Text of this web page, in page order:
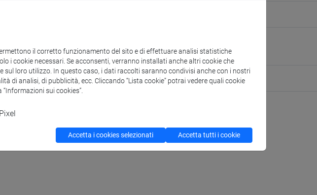
Sede: Ca' Foscari
Addetto/Addetta Squadre di Emergenza
il corretto funzionamento del sito e di effettuare analisi statistiche
i cookie necessari. Se acconsenti, verranno installati anche altri cookie che
loro utilizzo. In questo caso, i dati raccolti saranno condivisi anche con i nostri
di analisi, di pubblicità, ecc. Cliccando “Lista cookie” potrai vedere quali cookie
sui cookies”.
Accetta i cookies selezionati Accetta tutti i cookie